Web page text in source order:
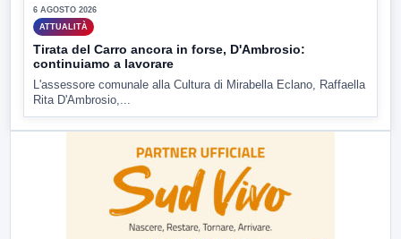
6 AGOSTO 2026
ATTUALITÀ
Tirata del Carro ancora in forse, D'Ambrosio:
continuiamo a lavorare
L'assessore comunale alla Cultura di Mirabella Eclano, Raffaella
Rita D'Ambrosio,...